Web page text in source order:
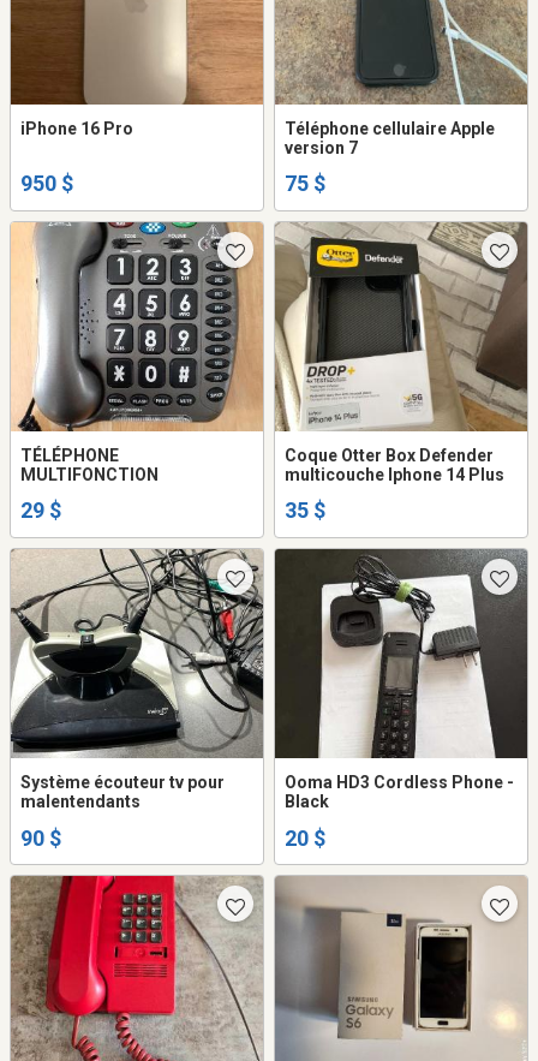
iPhone 16 Pro
950 $
Téléphone cellulaire Apple
version 7
75 $
TÉLÉPHONE
MULTIFONCTION
29 $
Coque Otter Box Defender
multicouche Iphone 14 Plus
35 $
Système écouteur tv pour
malentendants
90 $
Ooma HD3 Cordless Phone -
Black
20 $